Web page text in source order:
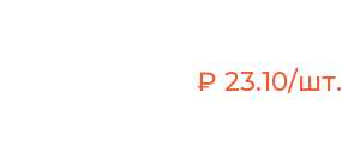
₽ 23.10/шт.